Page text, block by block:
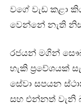
වගේ වැඩ කළා
වෙන්නේ නැති
රජයන් මගින්
හැකි ප්‍රවේශයක්
සේවා සපයන
සහ එන්නත් වැනි